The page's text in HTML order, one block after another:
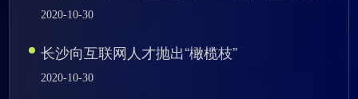
2020-10-30
长沙向互联网人才抛出“橄榄枝”
2020-10-30